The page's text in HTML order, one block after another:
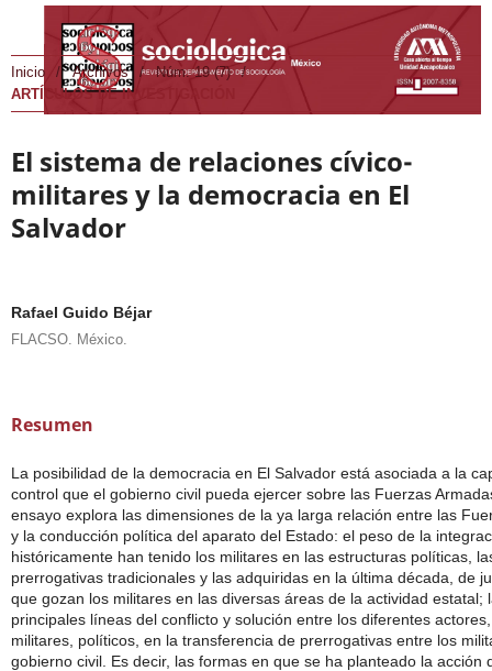
Inicio / Archivos / Núm. 19 (7)
/
ARTÍCULOS DE INVESTIGACIÓN
El sistema de relaciones cívico-
militares y la democracia en El
Salvador
Rafael Guido Béjar
FLACSO. México.
Resumen
La posibilidad de la democracia en El Salvador está asociada a la
control que el gobierno civil pueda ejercer sobre las Fuerzas
ensayo explora las dimensiones de la ya larga relación entre las
y la conducción política del aparato del Estado: el peso de la
históricamente han tenido los militares en las estructuras políticas,
prerrogativas tradicionales y las adquiridas en la última década, de
que gozan los militares en las diversas áreas de la actividad estatal;
principales líneas del conflicto y solución entre los diferentes
militares, políticos, en la transferencia de prerrogativas entre los
gobierno civil. Es decir, las formas en que se ha planteado la acción